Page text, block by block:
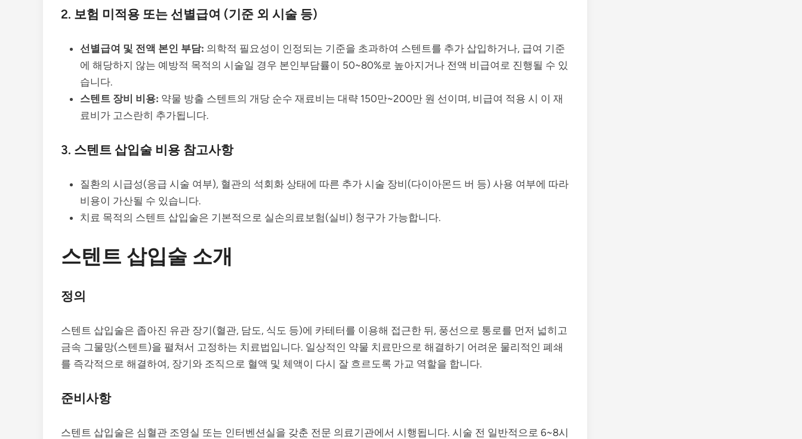
2. 보험 미적용 또는 선별급여 (기준 외 시술 등)
선별급여 및 전액 본인 부담: 의학적 필요성이 인정되는 기준을 초과하여 스텐트를 추가 삽입하거나, 급여 기준
에 해당하지 않는 예방적 목적의 시술일 경우 본인부담률이 50~80%로 높아지거나 전액 비급여로 진행될 수 있
습니다.
스텐트 장비 비용: 약물 방출 스텐트의 개당 순수 재료비는 대략 150만~200만 원 선이며, 비급여 적용 시 이 재
료비가 고스란히 추가됩니다.
3. 스텐트 삽입술 비용 참고사항
질환의 시급성(응급 시술 여부), 혈관의 석회화 상태에 따른 추가 시술 장비(다이아몬드 버 등) 사용 여부에 따라
비용이 가산될 수 있습니다.
치료 목적의 스텐트 삽입술은 기본적으로 실손의료보험(실비) 청구가 가능합니다.
스텐트 삽입술 소개
정의
스텐트 삽입술은 좁아진 유관 장기(혈관, 담도, 식도 등)에 카테터를 이용해 접근한 뒤, 풍선으로 통로를 먼저 넓히고
금속 그물망(스텐트)을 펼쳐서 고정하는 치료법입니다. 일상적인 약물 치료만으로 해결하기 어려운 물리적인 폐쇄
를 즉각적으로 해결하여, 장기와 조직으로 혈액 및 체액이 다시 잘 흐르도록 가교 역할을 합니다.
준비사항
스텐트 삽입술은 심혈관 조영실 또는 인터벤션실을 갖춘 전문 의료기관에서 시행됩니다. 시술 전 일반적으로 6~8시